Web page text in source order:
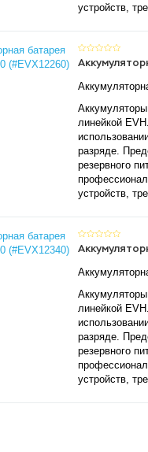
устройств,
линейкой
разряде.
резервного
устройств,
линейкой
разряде.
резервного
устройств,